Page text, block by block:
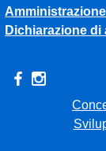
Dichiarazione